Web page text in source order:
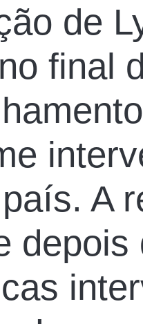
de
final
A